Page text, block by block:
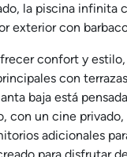
la piscina infinita
exterior con
confort y
con
baja está
con un cine privado,
adicionales